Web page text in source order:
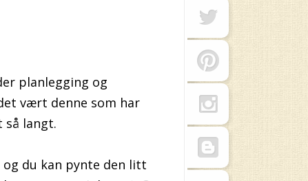
planlegging og
vært denne som har
langt.
og du kan pynte den litt